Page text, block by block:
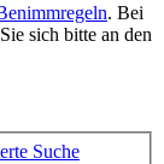
. Bei
sich bitte an den
Suche